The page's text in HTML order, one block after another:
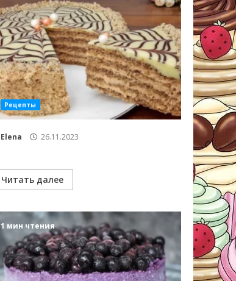
Рецепты
Elena 26.11.2023
Читать далее
1 мин чтения